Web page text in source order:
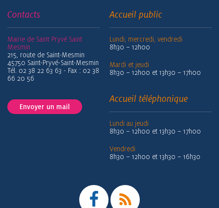
Contacts
Mairie de Saint Pryvé Saint
Mesmin
215, route de Saint-Mesmin
45750 Saint-Pryvé-Saint-Mesmin
Tél. 02 38 22 63 63 - Fax : 02 38
66 20 56
Envoyer un mail
Accueil public
Lundi, mercredi, vendredi
8h30 – 12h00
Mardi et jeudi
8h30 – 12h00 et 13h30 – 17h00
Accueil téléphonique
Lundi au jeudi
8h30 – 12h00 et 13h30 – 17h00
Vendredi
8h30 – 12h00 et 13h30 – 16h30